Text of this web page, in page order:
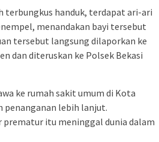
terbungkus handuk, terdapat ari-ari
menandakan bayi tersebut
tersebut langsung dilaporkan ke
dan diteruskan ke Polsek Bekasi
ke rumah sakit umum di Kota
penanganan lebih lanjut.
prematur itu meninggal dunia dalam